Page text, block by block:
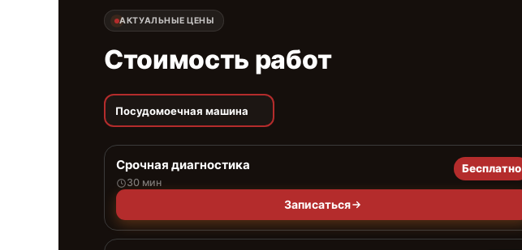
АКТУАЛЬНЫЕ ЦЕНЫ
Стоимость работ
Посудомоечная машина
Срочная диагностика
30 мин
Бесплатно
Записаться